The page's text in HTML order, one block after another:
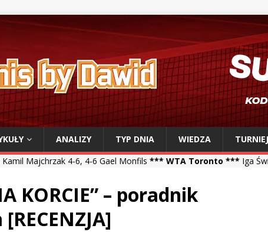
ANALIZY TYP DNIA WIEDZA
4-6 Gael Monfils*** WTA Toronto *** Iga Świątek 6-0, 6-3 Sara
KORCIE” – poradnik